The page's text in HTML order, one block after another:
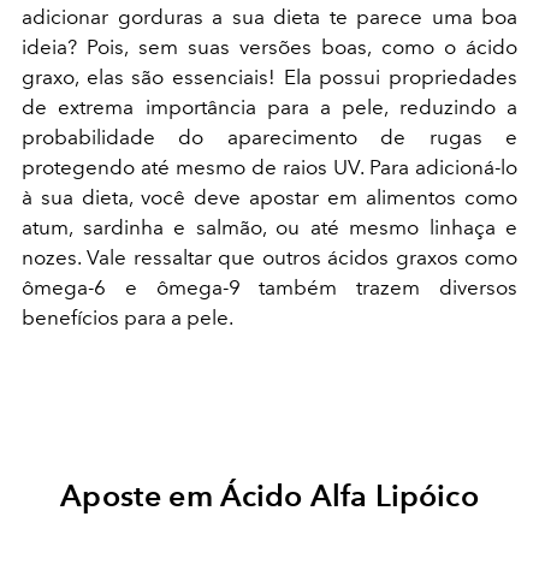
adicionar gorduras a sua dieta te parece uma boa
ideia? Pois, sem suas versões boas, como o ácido
graxo, elas são essenciais! Ela possui propriedades
de extrema importância para a pele, reduzindo a
probabilidade do aparecimento de rugas e
protegendo até mesmo de raios UV. Para adicioná-lo
à sua dieta, você deve apostar em alimentos como
atum, sardinha e salmão, ou até mesmo linhaça e
nozes. Vale ressaltar que outros ácidos graxos como
ômega-6 e ômega-9 também trazem diversos
benefícios para a pele.
Aposte em Ácido Alfa Lipóico